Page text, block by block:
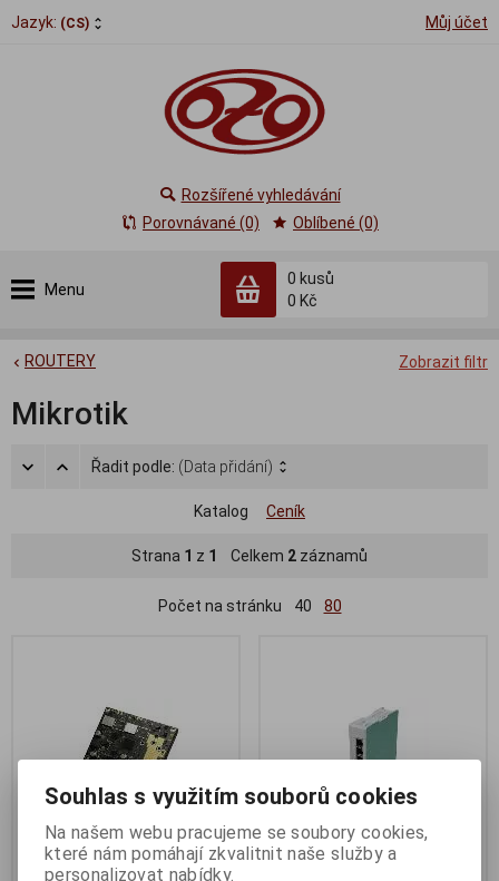
Jazyk: (CS) Můj účet
Menu
0 kusů
0 Kč
Rozšířené vyhledávání
Porovnávané (0)
Oblíbené (0)
Zobrazit filtr
ROUTERY
Mikrotik
Řadit podle: (Data přidání)
Katalog Ceník
Strana 1 z 1 Celkem 2 záznamů
Počet na stránku 40 80
Souhlas s využitím souborů cookies
Na našem webu pracujeme se soubory cookies,
které nám pomáhají zkvalitnit naše služby a
personalizovat nabídky.